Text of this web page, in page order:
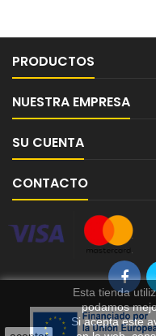
PRODUCTOS
NUESTRA EMPRESA
SU CUENTA
CONTACTO
Esta tienda
podamos
Si acepta este